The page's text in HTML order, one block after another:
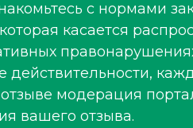
с нормами
касается
действительности,
модерация
вашего отзыва.